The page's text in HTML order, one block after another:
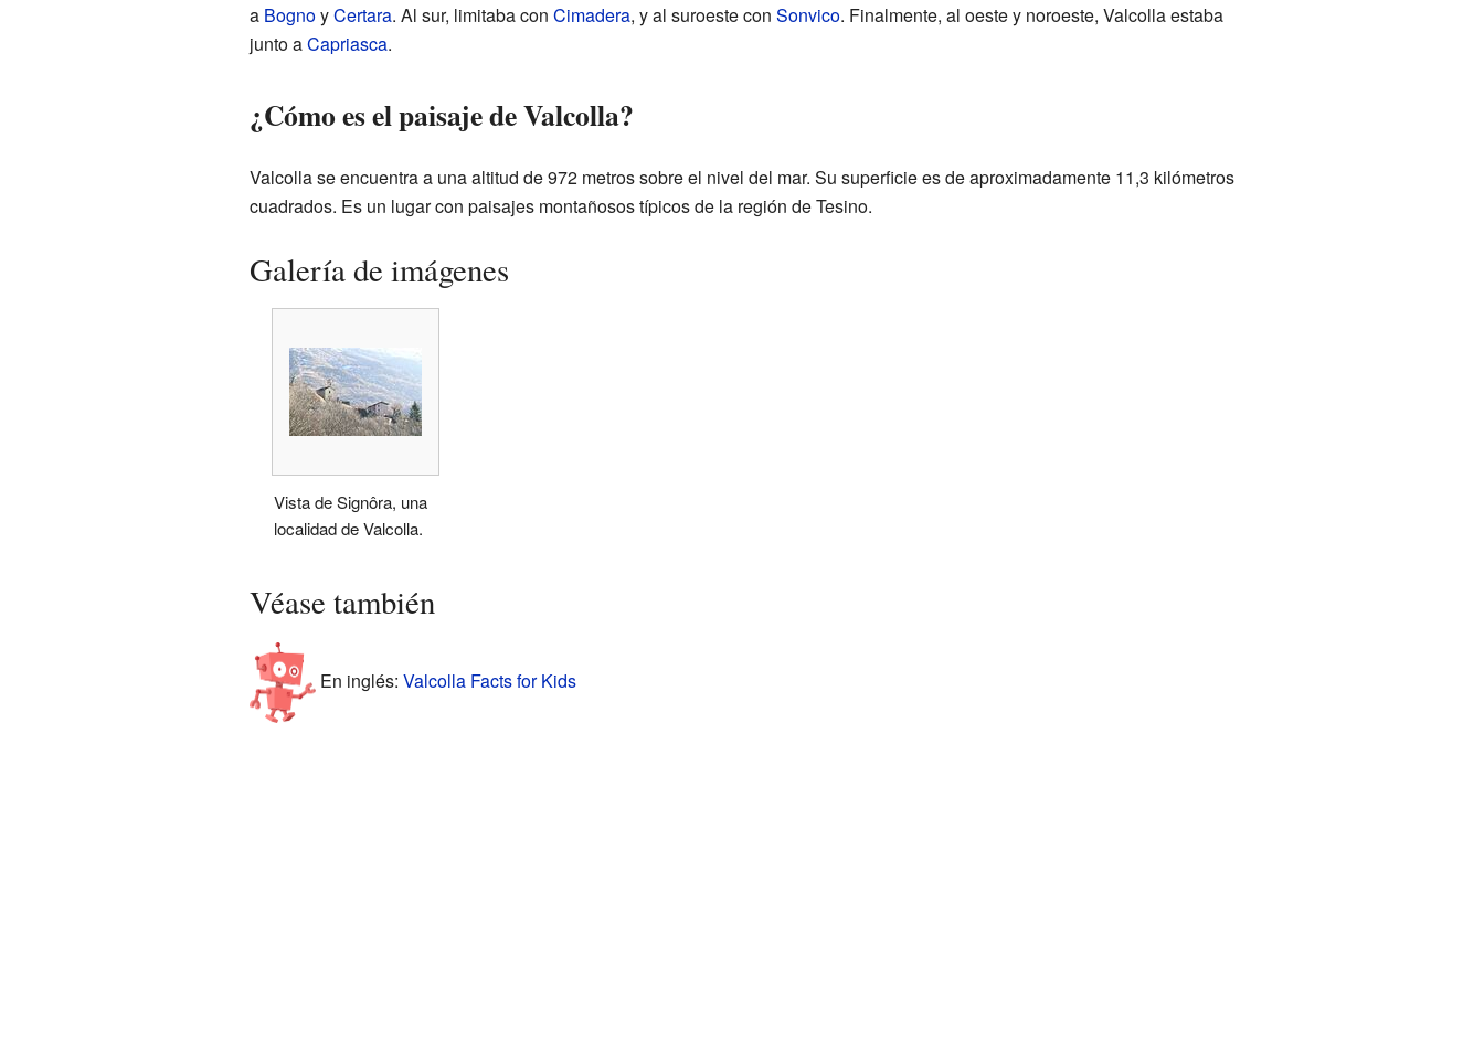
a BognoyCertara. Al sur, limitaba con Cimadera, y al suroeste con Sonvico. Finalmente, al oeste y noroeste, Valcolla estaba
junto aCapriasca.
¿Cómo es el paisaje de Valcolla?
Valcolla se encuentra a una altitud de 972 metros sobre el nivel del mar. Su superficie es de aproximadamente 11,3 kilómetros
cuadrados. Es un lugar con paisajes montañosos típicos de la región de Tesino.
Galería de imágenes
Vista de Signôra, una
localidad de Valcolla.
Véase también
En inglés: Valcolla Facts for Kids